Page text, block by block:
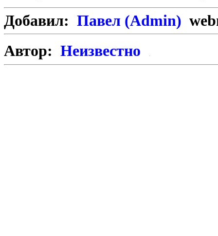
Добавил: Павел (Admin)
Автор: Неизвестно